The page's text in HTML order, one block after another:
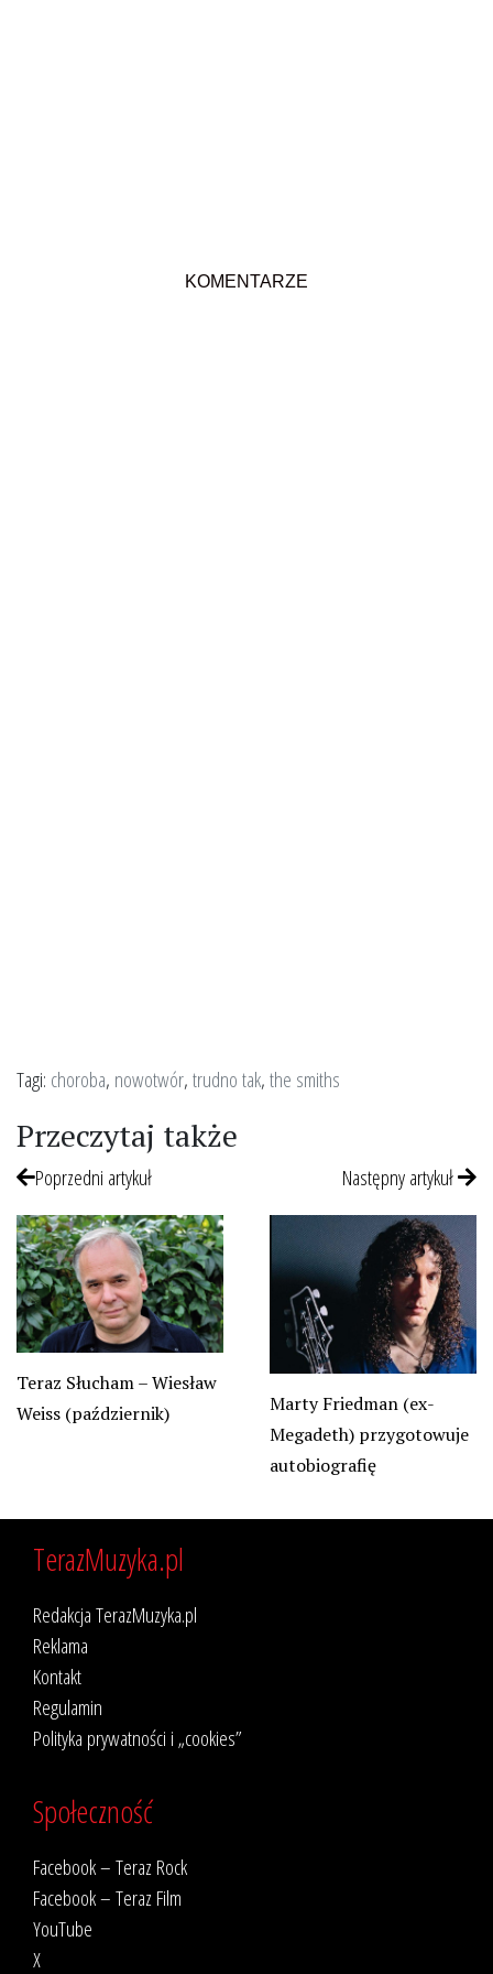
KOMENTARZE
Tagi: choroba, nowotwór,trudno tak,the smiths
Przeczytaj także
Poprzedni artykuł
Teraz Słucham – Wiesław
Weiss (październik)
Następny artykuł
Marty Friedman (ex-
Megadeth) przygotowuje
autobiografię
TerazMuzyka.pl
Redakcja TerazMuzyka.pl
Reklama
Kontakt
Regulamin
Polityka prywatności i „cookies”
Społeczność
Facebook – Teraz Rock
Facebook – Teraz Film
YouTube
X